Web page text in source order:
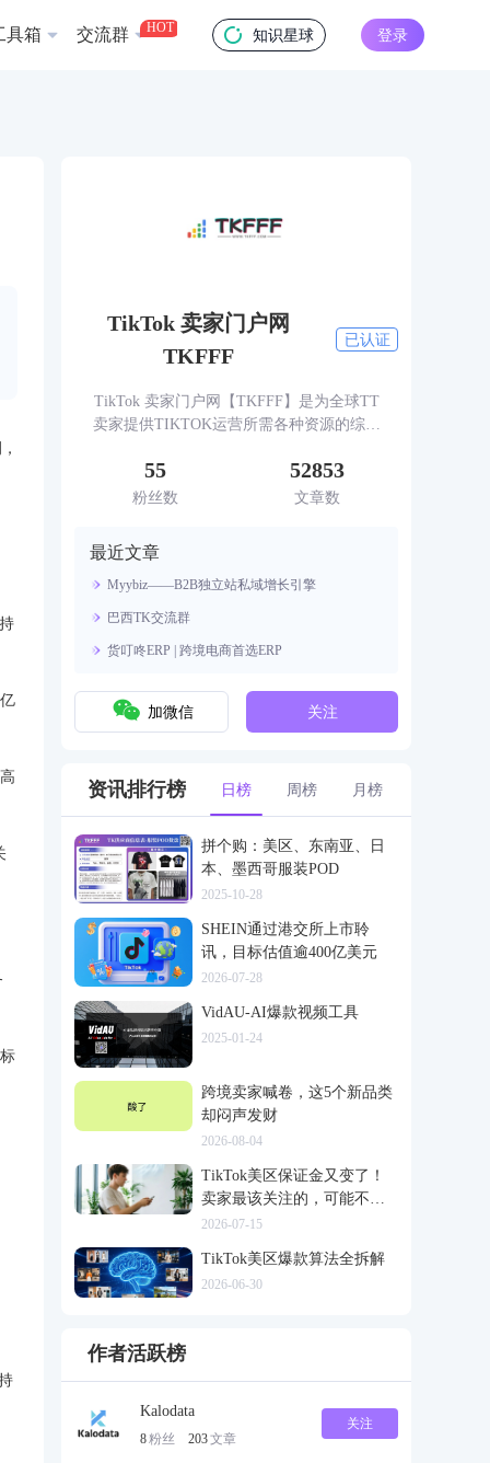
具箱 交流群 HOT 知识星球 登录
TikTok 卖家门户网
TKFFF
已认证
TikTok 卖家门户网【TKFFF】是为全球TT
卖家提供TIKTOK运营所需各种资源的综合
坛、社群、活动、人脉、货盘、教学等必备
55
粉丝数
52853
文章数
最近文章
Myybiz——B2B独立站私域增长引擎
巴西TK交流群
货叮咚ERP | 跨境电商首选ERP
加微信 关注
资讯排行榜 日榜 周榜 月榜
拼个购：美区、东南亚、日
本、墨西哥服装POD
2025-10-28
SHEIN通过港交所上市聆
讯，目标估值逾400亿美元
2026-07-28
VidAU-AI爆款视频工具
2025-01-24
跨境卖家喊卷，这5个新品类
却闷声发财
2026-08-04
TikTok美区保证金又变了！
卖家最该关注的，可能不是
多交钱
2026-07-15
TikTok美区爆款算法全拆解
2026-06-30
作者活跃榜
Kalodata
8粉丝 203文章
关注